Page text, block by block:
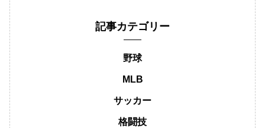
記事カテゴリー
野球
MLB
サッカー
格闘技